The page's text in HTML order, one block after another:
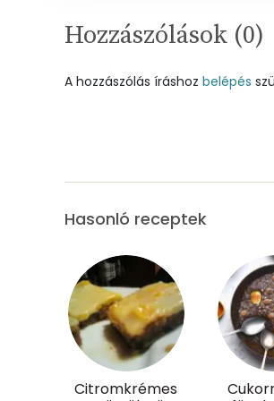
Szénhidrát
Vitaminok
Összesen
A vitamin (RAE):
Hozzászólások (0)
A hozzászólás íráshoz belépés
Hasonló receptek
Citromkrémes